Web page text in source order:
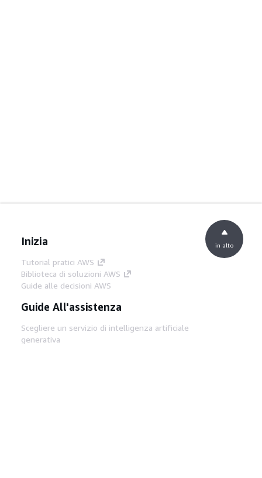
Inizia
Tutorial pratici AWS
Biblioteca di soluzioni AWS
Guide alle decisioni AWS
Guide All'assistenza
Scegliere un servizio di intelligenza artificiale
generativa
in alto